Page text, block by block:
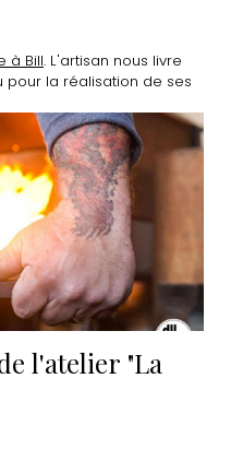
à Bill. L'artisan nous livre
la réalisation de ses
l'atelier "La